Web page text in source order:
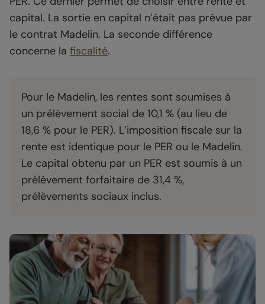
capital. La sortie en capital n’était pas prévue par
le contrat Madelin. La seconde différence
concerne la fiscalité.
Pour le Madelin, les rentes sont soumises à
un prélèvement social de 10,1 % (au lieu de
18,6 % pour le PER). L’imposition fiscale sur la
rente est identique pour le PER ou le Madelin.
Le capital obtenu par un PER est soumis à un
prélèvement forfaitaire de 31,4 %,
prélèvements sociaux inclus.